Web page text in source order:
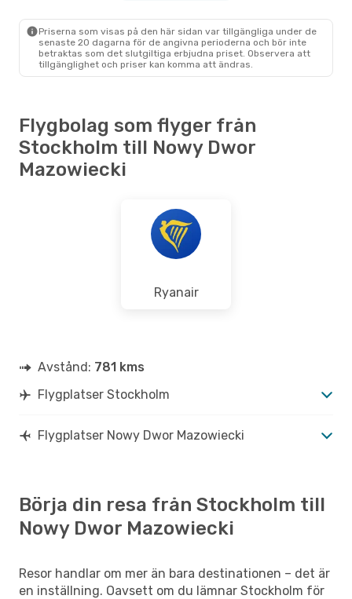
Priserna som visas på den här sidan var tillgängliga under de
senaste 20 dagarna för de angivna perioderna och bör inte
betraktas som det slutgiltiga erbjudna priset. Observera att
tillgänglighet och priser kan komma att ändras.
Flygbolag som flyger från
Stockholm till Nowy Dwor
Mazowiecki
Ryanair
Avstånd: 781 kms
Flygplatser Stockholm
Flygplatser Nowy Dwor Mazowiecki
Börja din resa från Stockholm till
Nowy Dwor Mazowiecki
Resor handlar om mer än bara destinationen – det är
en inställning. Oavsett om du lämnar Stockholm för